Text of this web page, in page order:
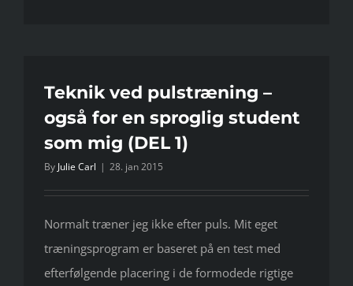
Teknik ved pulstræning –
også for en sproglig student
som mig (DEL 1)
By Julie Carl | 28. jan 2015
Normalt træner jeg ikke efter puls. Mit eget
træningsprogram er baseret på en test med
efterfølgende placering i de formodede rigtige